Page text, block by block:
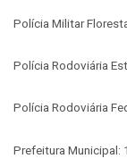
Polícia Militar
Polícia Rodoviária
Polícia Rodoviária
Prefeitura Municipal: